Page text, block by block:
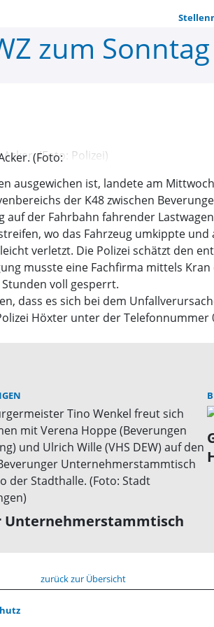
Auf dem
(Foto:
ausgewichen ist, landete am
der K48 zwischen
der Fahrbahn fahrender
wo das Fahrzeug umkippte und
verletzt. Die Polizei schätzt den
musste eine Fachfirma mittels
voll gesperrt.
dass es sich bei dem
Höxter unter der Telefonnummer
Unternehmerstammtisch
zurück zur Übersicht